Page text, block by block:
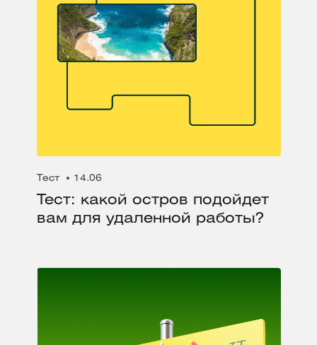
Тест 14.06
Тест: какой остров подойдет
вам для удаленной работы?